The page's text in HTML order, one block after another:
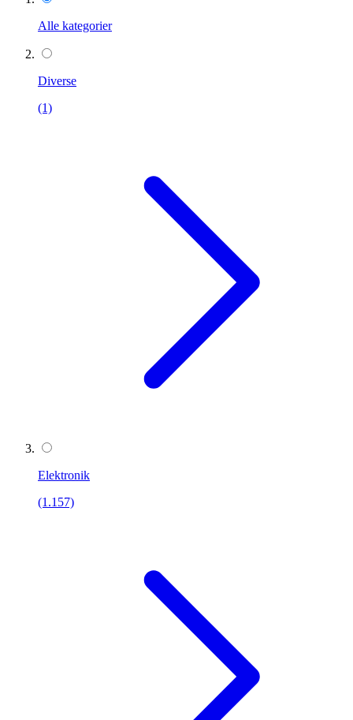
Alle kategorier
Diverse
(1)
Elektronik
(1.157)